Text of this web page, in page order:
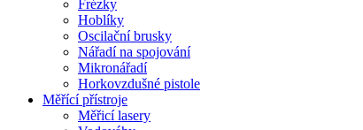
Frézky
Hoblíky
Oscilační brusky
Nářadí na spojování
Mikronářadí
Horkovzdušné pistole
Měřící přístroje
Měřicí lasery